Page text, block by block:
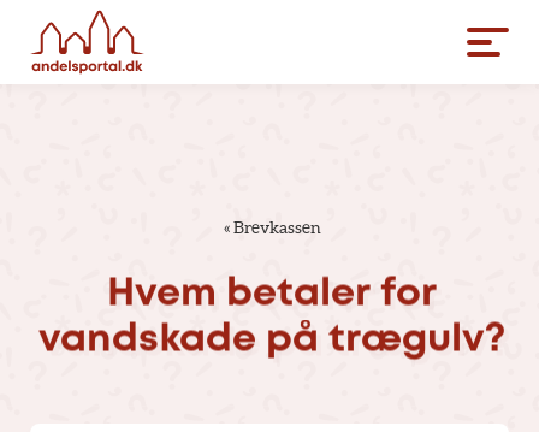
«Brevkassen
Hvem betaler for
vandskade på trægulv?